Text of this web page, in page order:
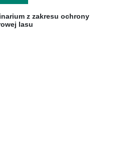
z zakresu ochrony
lasu